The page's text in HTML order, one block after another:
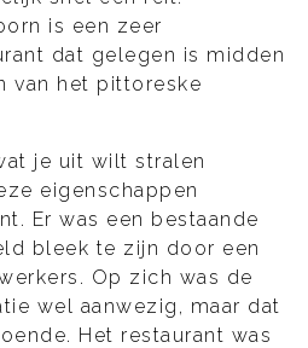
is een zeer
dat gelegen is midden
van het pittoreske
je uit wilt stralen
eigenschappen
Er was een bestaande
bleek te zijn door een
Op zich was de
wel aanwezig, maar dat
Het restaurant was